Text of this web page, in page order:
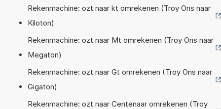
Rekenmachine: ozt naar kt omrekenen (Troy Ons naar
Kiloton)
Rekenmachine: ozt naar Mt omrekenen (Troy Ons naar
Megaton)
Rekenmachine: ozt naar Gt omrekenen (Troy Ons naar
Gigaton)
Rekenmachine: ozt naar Centenaar omrekenen (Troy